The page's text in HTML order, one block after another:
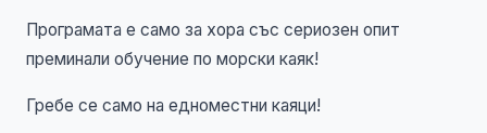
Програмата е само за хора със сериозен опит
преминали обучение по морски каяк!
Гребе се само на едноместни каяци!